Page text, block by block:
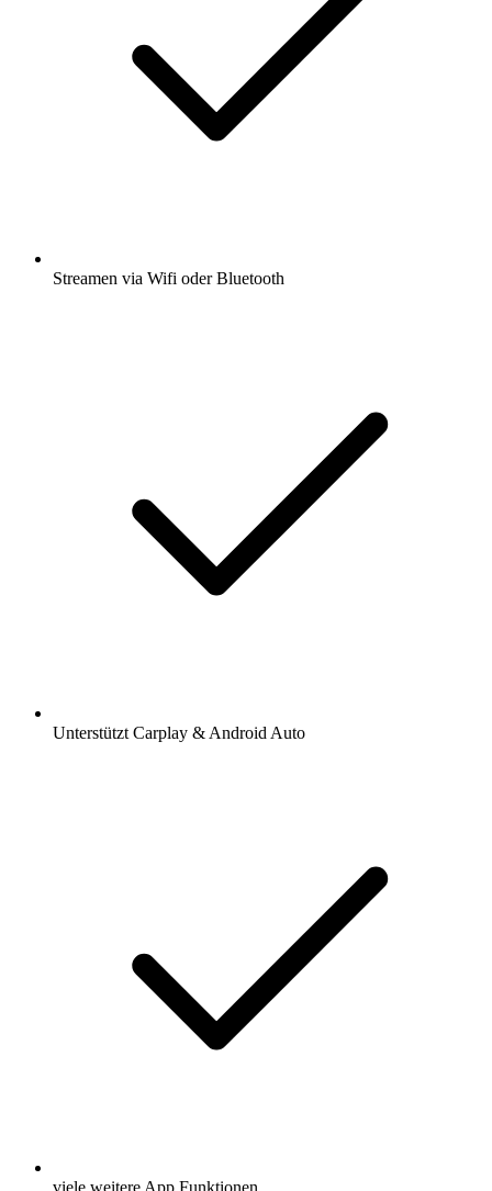
Streamen via Wifi oder Bluetooth
Unterstützt Carplay & Android Auto